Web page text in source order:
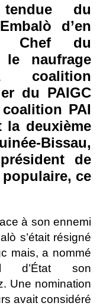
du
d’en
Chef du
le naufrage
du PAIGC
PAI
la deuxième
Bissau,
de
populaire, ce
à son ennemi
s’était résigné
mais, a nommé
d’État son
Une nomination
avait considéré